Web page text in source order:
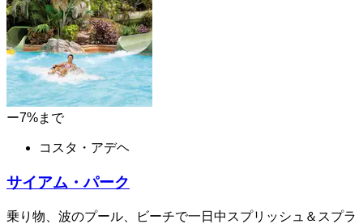
ー7%まで
コスタ・アデヘ
サイアム・パーク
乗り物、波のプール、ビーチで一日中スプリッシュ＆スプラ